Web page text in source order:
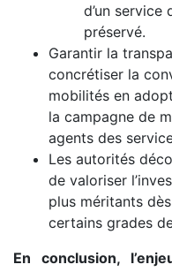
d’un service
préservé.
Garantir la
concrétiser la
mobilités en
la campagne de
agents des
Les autorités
de valoriser
plus méritants
certains grades
En conclusion,